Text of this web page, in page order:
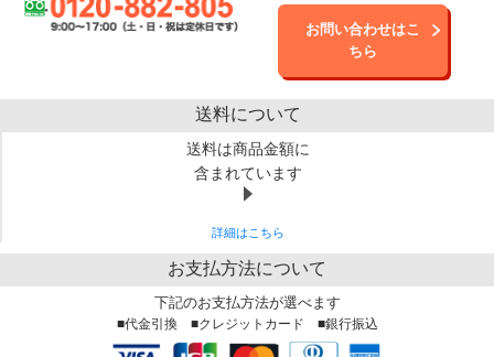
お問い合わせはこ
ちら
送料について
送料は商品金額に
含まれています
詳細はこちら
お支払方法について
下記のお支払方法が選べます
■代金引換 ■クレジットカード ■銀行振込